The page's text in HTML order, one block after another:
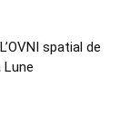
spatial de